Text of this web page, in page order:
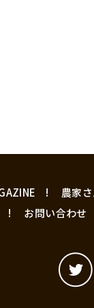
農家
お問い合わせ